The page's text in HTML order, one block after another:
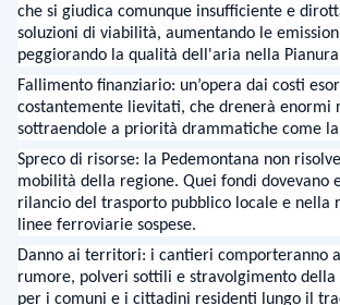
che si giudica comunque insufficiente e
soluzioni di viabilità, aumentando le
peggiorando la qualità dell'aria nella Pianura
Fallimento finanziario: un’opera dai costi
costantemente lievitati, che drenerà enormi
sottraendole a priorità drammatiche come la
Spreco di risorse: la Pedemontana non
mobilità della regione. Quei fondi dovevano
rilancio del trasporto pubblico locale e nella
linee ferroviarie sospese.
Danno ai territori: i cantieri comporteranno
rumore, polveri sottili e stravolgimento
per i comuni e i cittadini residenti lungo il